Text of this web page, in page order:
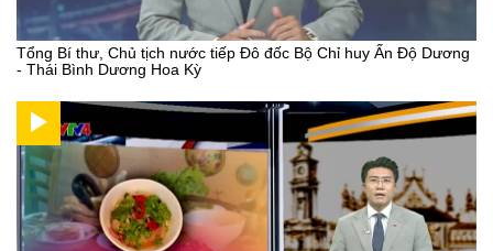
Tổng Bí thư, Chủ tịch nước tiếp Đô đốc Bộ Chỉ huy Ấn Độ Dương
- Thái Bình Dương Hoa Kỳ